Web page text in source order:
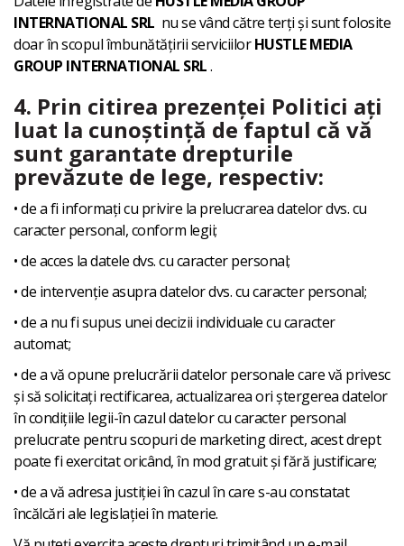
INTERNATIONAL SRL nu se vând către terți și sunt folosite
doar în scopul îmbunătățirii serviciilorHUSTLE MEDIA
GROUP INTERNATIONAL SRL.
4. Prin citirea prezenței Politici ați
luat la cunoștință de faptul că vă
sunt garantate drepturile
prevăzute de lege, respectiv:
• de a fi informați cu privire la prelucrarea datelor dvs. cu
caracter personal, conform legii;
• de acces la datele dvs. cu caracter personal;
• de intervenție asupra datelor dvs. cu caracter personal;
• de a nu fi supus unei decizii individuale cu caracter
automat;
• de a vă opune prelucrării datelor personale care vă privesc
și să solicitați rectificarea, actualizarea ori ștergerea datelor
în condițiile legii-în cazul datelor cu caracter personal
prelucrate pentru scopuri de marketing direct, acest drept
poate fi exercitat oricând, în mod gratuit și fără justificare;
• de a vă adresa justiției în cazul în care s-au constatat
încălcări ale legislației în materie.